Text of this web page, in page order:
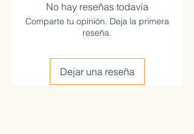
No hay reseñas todavía
Comparte tu opinión. Deja la primera
reseña.
Dejar una reseña